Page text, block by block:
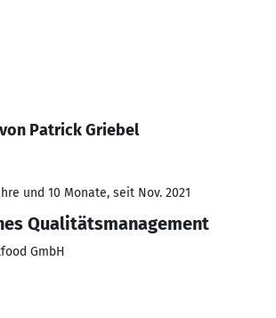
Patrick Griebel
und 10 Monate, seit Nov. 2021
Qualitätsmanagement
GmbH